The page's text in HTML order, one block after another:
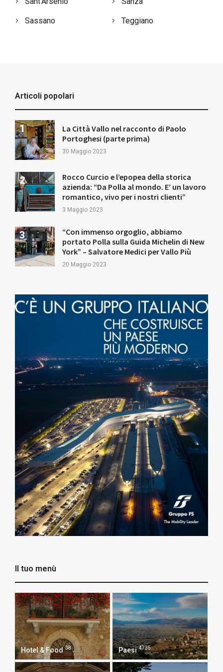
Sassano Teggiano
Articoli popolari
La Città Vallo nel racconto di Paolo
Portoghesi (parte prima)
30 Maggio 2023
Rocco Curcio e l’epopea della storica
azienda: “Da Polla al mondo. E’ un lavoro
romantico, vivo per i nostri clienti”
3 Maggio 2023
“Con immenso orgoglio, abbiamo
portato Polla sulla Guida Michelin di New
York” – Salvatore Medici per Vallo Più
20 Maggio 2023
Il tuo menù
Hotel & Food 38 Paesi 4735